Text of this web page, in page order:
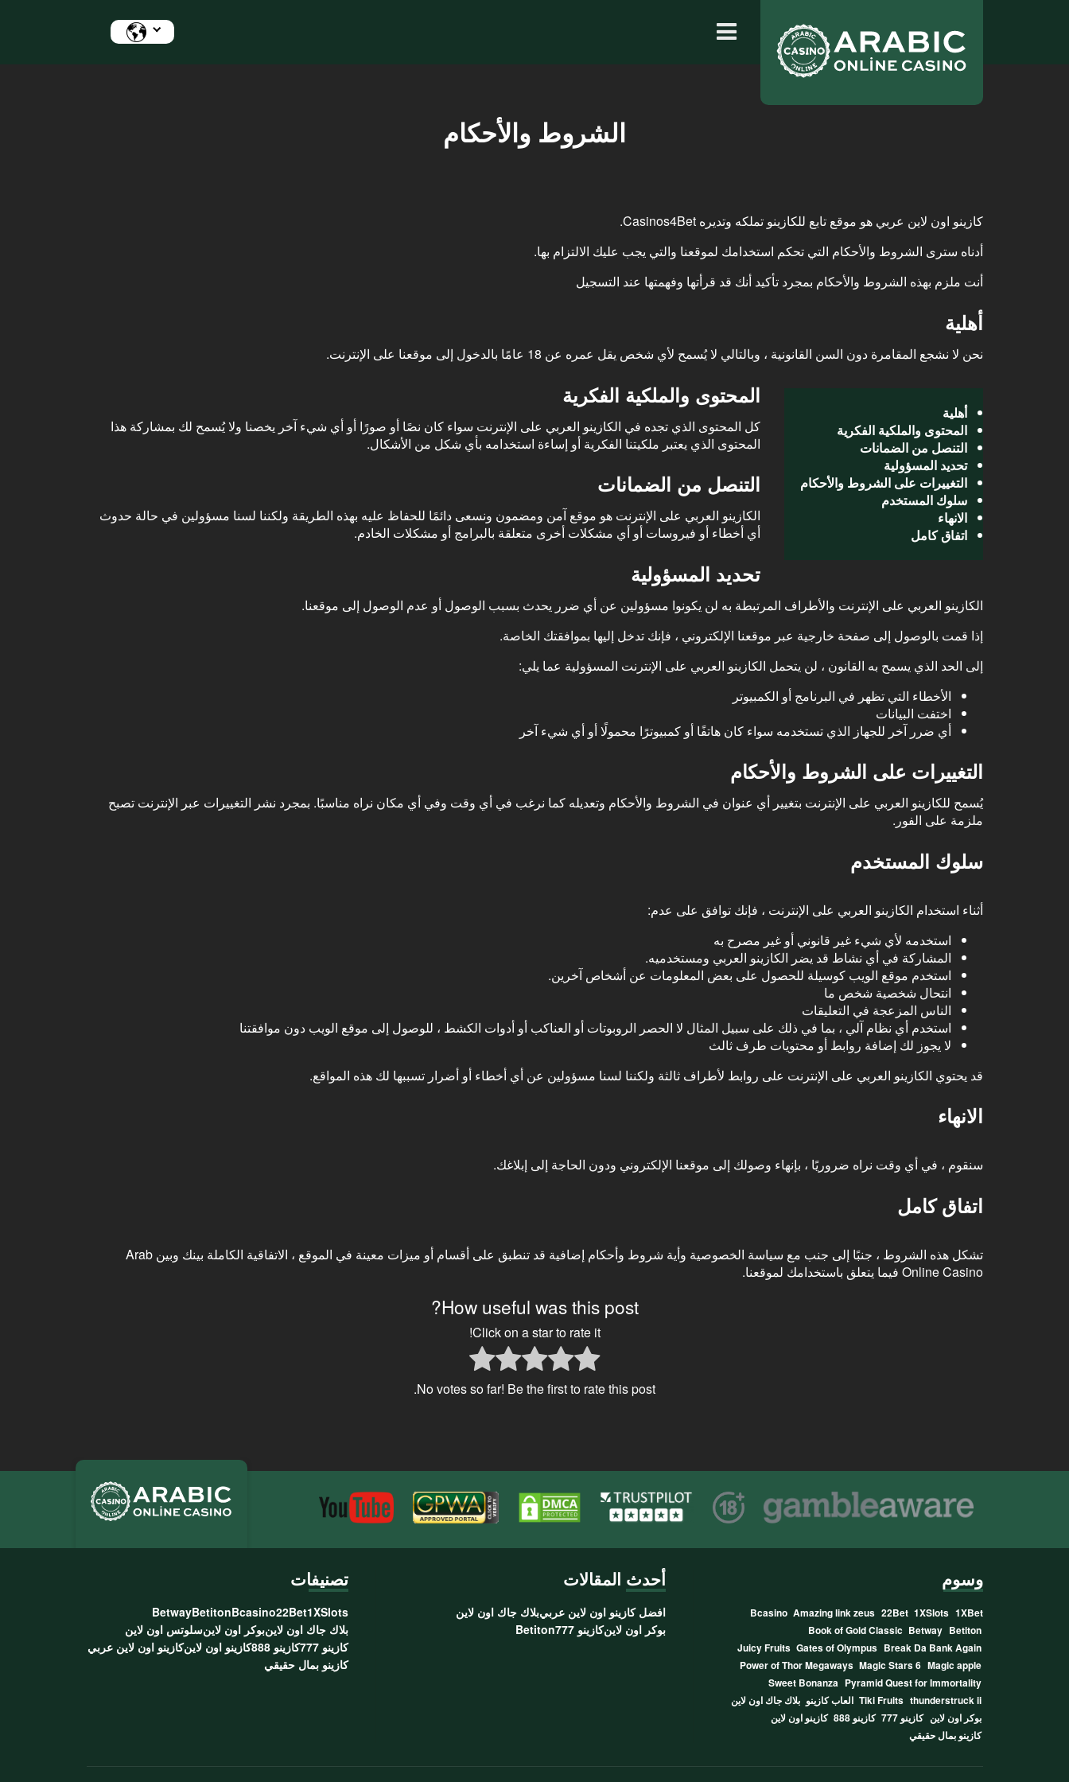
الشروط والأحكام
كازينو اون لاين عربي هو موقع تابع للكازينو تملكه وتديره Casinos4Bet.
أدناه سترى الشروط والأحكام التي تحكم استخدامك لموقعنا والتي يجب عليك الالتزام بها.
أنت ملزم بهذه الشروط والأحكام بمجرد تأكيد أنك قد قرأتها وفهمتها عند التسجيل
أهلية
نحن لا نشجع المقامرة دون السن القانونية ، وبالتالي لا يُسمح لأي شخص يقل عمره عن 18 عامًا بالدخول إلى موقعنا على الإنترنت.
أهلية
المحتوى والملكية الفكرية
التنصل من الضمانات
تحديد المسؤولية
التغييرات على الشروط والأحكام
سلوك المستخدم
الانهاء
اتفاق كامل
المحتوى والملكية الفكرية
كل المحتوى الذي تجده في الكازينو العربي على الإنترنت سواء كان نصًا أو صورًا أو أي شيء آخر يخصنا ولا يُسمح لك بمشاركة هذا
المحتوى الذي يعتبر ملكيتنا الفكرية أو إساءة استخدامه بأي شكل من الأشكال.
التنصل من الضمانات
الكازينو العربي على الإنترنت هو موقع آمن ومضمون ونسعى دائمًا للحفاظ عليه بهذه الطريقة ولكننا لسنا مسؤولين في حالة حدوث
أي أخطاء أو فيروسات أو أي مشكلات أخرى متعلقة بالبرامج أو مشكلات الخادم.
تحديد المسؤولية
الكازينو العربي على الإنترنت والأطراف المرتبطة به لن يكونوا مسؤولين عن أي ضرر يحدث بسبب الوصول أو عدم الوصول إلى موقعنا.
إذا قمت بالوصول إلى صفحة خارجية عبر موقعنا الإلكتروني ، فإنك تدخل إليها بموافقتك الخاصة.
إلى الحد الذي يسمح به القانون ، لن يتحمل الكازينو العربي على الإنترنت المسؤولية عما يلي:
الأخطاء التي تظهر في البرنامج أو الكمبيوتر
اختفت البيانات
أي ضرر آخر للجهاز الذي تستخدمه سواء كان هاتفًا أو كمبيوترًا محمولًا أو أي شيء آخر
التغييرات على الشروط والأحكام
يُسمح للكازينو العربي على الإنترنت بتغيير أي عنوان في الشروط والأحكام وتعديله كما نرغب في أي وقت وفي أي مكان نراه مناسبًا. بمجرد نشر التغييرات عبر الإنترنت تصبح
ملزمة على الفور.
سلوك المستخدم
أثناء استخدام الكازينو العربي على الإنترنت ، فإنك توافق على عدم:
استخدمه لأي شيء غير قانوني أو غير مصرح به
المشاركة في أي نشاط قد يضر الكازينو العربي ومستخدميه.
استخدم موقع الويب كوسيلة للحصول على بعض المعلومات عن أشخاص آخرين.
انتحال شخصية شخص ما
الناس المزعجة في التعليقات
استخدم أي نظام آلي ، بما في ذلك على سبيل المثال لا الحصر الروبوتات أو العناكبأو أدوات الكشط ، للوصول إلى موقع الويب دون موافقتنا
لا يجوز لك إضافة روابط أو محتويات طرف ثالث
قد يحتوي الكازينو العربي على الإنترنت على روابط لأطراف ثالثة ولكننا لسنا مسؤولين عن أي أخطاء أو أضرار تسببها لك هذه المواقع.
الانهاء
سنقوم ، في أي وقت نراه ضروريًا ، بإنهاء وصولك إلى موقعنا الإلكتروني ودون الحاجة إلى إبلاغك.
اتفاق كامل
تشكل هذه الشروط ، جنبًا إلى جنب مع سياسة الخصوصية وأية شروط وأحكام إضافية قد تنطبق على أقسام أو ميزات معينة في الموقع ، الاتفاقية الكاملة بينك وبين Arab
Online Casino فيما يتعلق باستخدامك لموقعنا.
How useful was this post?
Click on a star to rate it!
No votes so far! Be the first to rate this post.
وسوم
1XBet
1XSlots
22Bet
Amazing link zeus
Bcasino
Betiton
Betway
Book of Gold Classic
Break Da Bank Again
Gates of Olympus
Juicy Fruits
Magic apple
Magic Stars 6
Power of Thor Megaways
Pyramid Quest for Immortality
Sweet Bonanza
thunderstruck ii
Tiki Fruits العاب كازينو بلاك جاك اون لاين
بوكر اون لاين كازينو 777 كازينو 888
كازينو اون لاين
كازينو بمال حقيقي
أحدث المقالات
افضل كازينو اون لاين عربيبلاك جاك اون لاين
بوكر اون لاينكازينو 777 Betiton
تصنيفات
1XSlots
22Bet
Bcasino
Betiton
Betway
بلاك جاك اون لاينبوكر اون لاينسلوتس اون لاين
كازينو 777
كازينو 888 كازينو اون لاينكازينو اون لاين عربي
كازينو بمال حقيقي